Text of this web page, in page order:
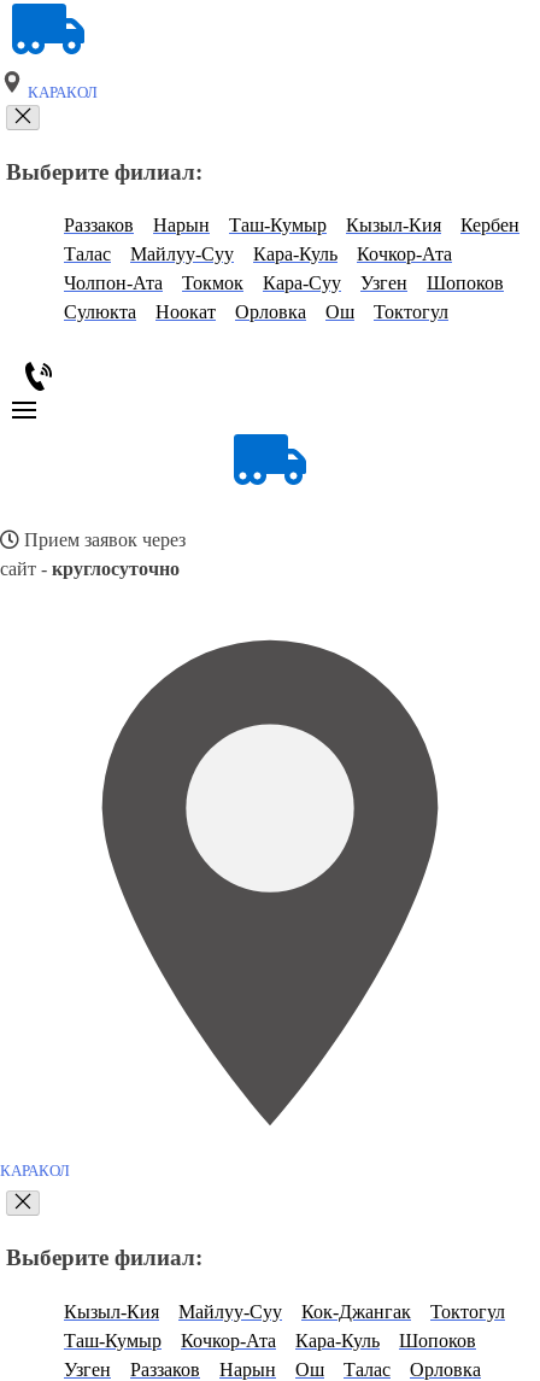
КАРАКОЛ
Выберите филиал:
Раззаков Нарын Таш-Кумыр Кызыл-Кия
Кербен
Талас
Майлуу-Суу Кара-Куль
Кочкор-Ата
Чолпон-Ата
Токмок Кара-Суу Узген
Шопоков
Сулюкта
Ноокат Орловка Ош Токтогул
Прием заявок через
сайт - круглосуточно
КАРАКОЛ
Выберите филиал:
Кызыл-Кия Майлуу-Суу Кок-Джангак
Токтогул
Таш-Кумыр
Кочкор-Ата Кара-Куль
Шопоков
Узген
Раззаков Нарын Ош Талас
Орловка